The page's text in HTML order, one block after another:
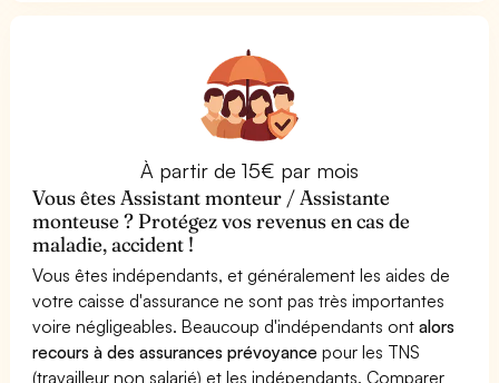
À partir de 15€ par mois
Vous êtes Assistant monteur / Assistante
monteuse ? Protégez vos revenus en cas de
maladie, accident !
Vous êtes indépendants, et généralement les aides de
votre caisse d'assurance ne sont pas très importantes
voire négligeables. Beaucoup d'indépendants ontalors
recours à des assurances prévoyance pour les TNS
(travailleur non salarié) et les indépendants. Comparer